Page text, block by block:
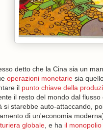
detto che la Cina sia un
operazioni monetariesia
il punto chiave della
il resto del mondo dal
si starebbe auto-attaccando,
di un'economia
globale, e ha il